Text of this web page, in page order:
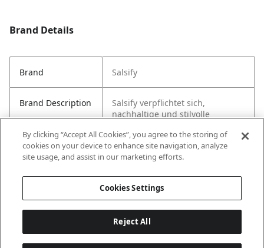
Brand Details
Brand Salsify
Brand Description
Salsify verpflichtet sich,
nachhaltige und stilvolle
Gebrauch zu erstellen.
By clicking “Accept All Cookies”, you agree to the storing of
cookies on your device to enhance site navigation, analyze
site usage, and assist in our marketing efforts.
Cookies Settings
Reject All